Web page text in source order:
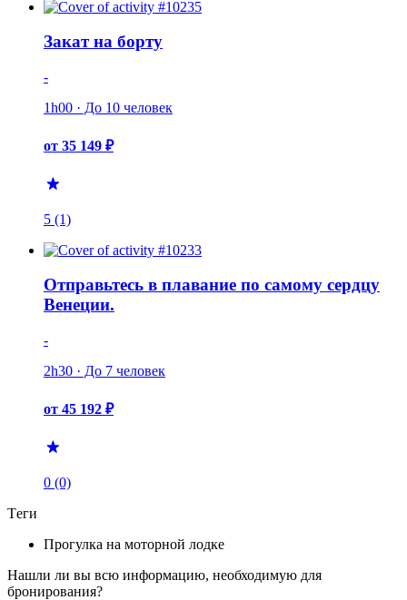
Закат на борту
-
1h00 · До 10 человек
от 35 149 ₽
5 (1)
Отправьтесь в плавание по самому сердцу
Венеции.
-
2h30 · До 7 человек
от 45 192 ₽
0 (0)
Tеги
Прогулка на моторной лодке
Нашли ли вы всю информацию, необходимую для
бронирования?